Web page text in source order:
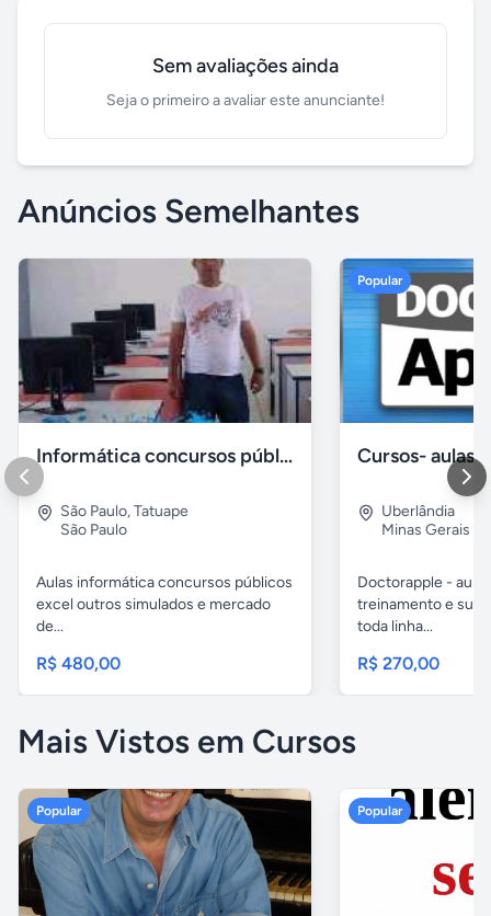
Sem avaliações ainda
Seja o primeiro a avaliar este anunciante!
Anúncios Semelhantes
Informática concursos públicos processo seletivo
São Paulo,Tatuape
São Paulo
Aulas informática concursos públicos
excel outros simulados e mercado
de...
R$ 480,00
Popular
Uberlândia
Minas Gerais
Doctorapple -
treinamento e
toda linha...
R$ 270,00
Mais Vistos em Cursos
Popular Popular